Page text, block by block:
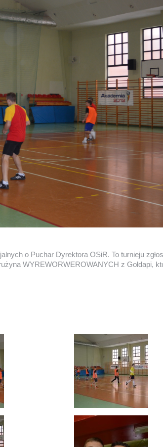
o Puchar Dyrektora OSiR. To turnieju
WYREWORWEROWANYCH z Gołdapi,